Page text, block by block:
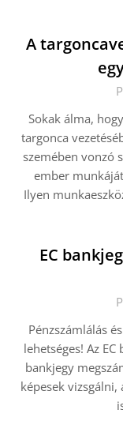
A
Sokak álma,
targonca
szemében vonzó
ember
Ilyen
EC
Pénzszámlálás
lehetséges! Az
bankjegy
képesek